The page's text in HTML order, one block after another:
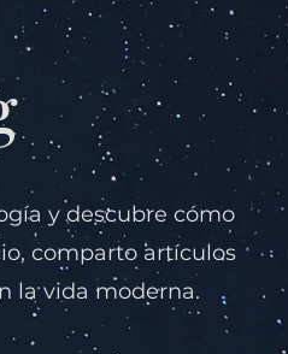
y descubre cómo
comparto artículos
la vida moderna.